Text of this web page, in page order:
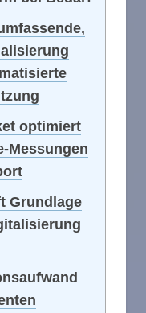
optimiert
Messungen
Grundlage